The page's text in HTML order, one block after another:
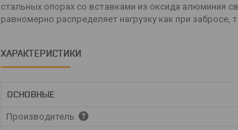
стальных опорах со вставками из оксида алюминия
равномерно распределяет нагрузку как при
ХАРАКТЕРИСТИКИ
ОСНОВНЫЕ
Производитель